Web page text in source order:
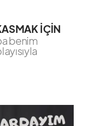
İÇİN
benim